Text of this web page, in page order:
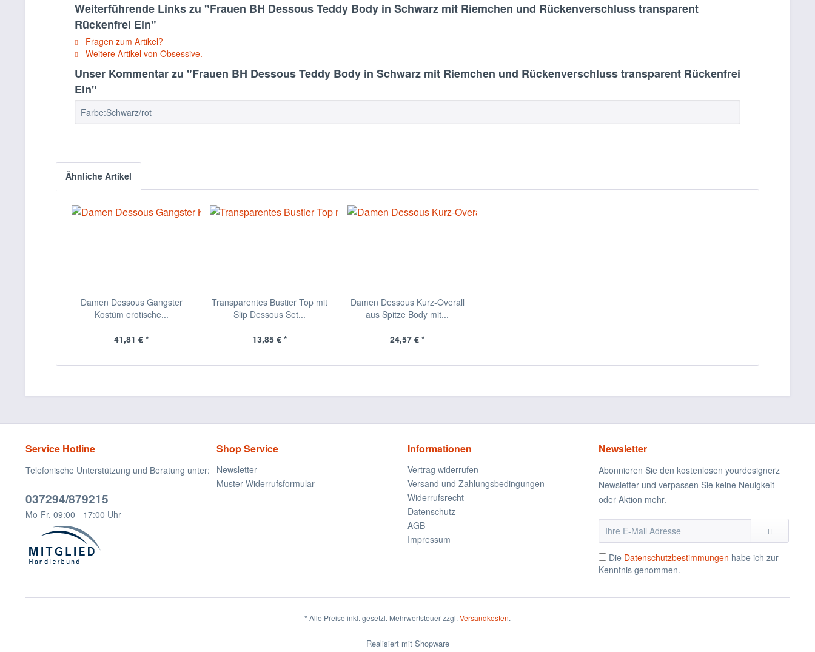
Weiterführende Links zu "Frauen BH Dessous Teddy Body in Schwarz mit Riemchen und Rückenverschluss transparent
Rückenfrei Ein"
Fragen zum Artikel?
Weitere Artikel von Obsessive.
Unser Kommentar zu "Frauen BH Dessous Teddy Body in Schwarz mit Riemchen und Rückenverschluss transparent Rückenfrei
Ein"
Farbe:Schwarz/rot
Ähnliche Artikel
Damen Dessous Gangster
Kostüm erotische...
41,81 € *
Transparentes Bustier Top mit
Slip Dessous Set...
13,85 € *
Damen Dessous Kurz-Overall
aus Spitze Body mit...
24,57 € *
Service Hotline
Telefonische Unterstützung und Beratung unter:
037294/879215
Mo-Fr, 09:00 - 17:00 Uhr
Shop Service
Newsletter
Muster-Widerrufsformular
Informationen
Vertrag widerrufen
Versand und Zahlungsbedingungen
Widerrufsrecht
Datenschutz
AGB
Impressum
Newsletter
Abonnieren Sie den kostenlosen yourdesignerz
Newsletter und verpassen Sie keine Neuigkeit
oder Aktion mehr.
Die Datenschutzbestimmungen habe ich zur
Kenntnis genommen.
* Alle Preise inkl. gesetzl. Mehrwertsteuer zzgl. Versandkosten.
Realisiert mit Shopware